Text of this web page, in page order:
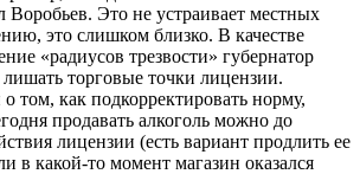
Воробьев. Это не устраивает местных
это слишком близко. В качестве
«радиусов трезвости» губернатор
торговые точки лицензии.
том, как подкорректировать норму,
продавать алкоголь можно до
лицензии (есть вариант продлить ее
в какой-то момент магазин оказался